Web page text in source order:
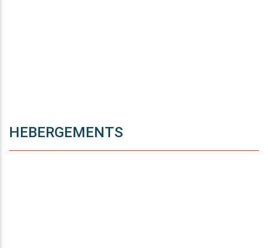
HEBERGEMENTS